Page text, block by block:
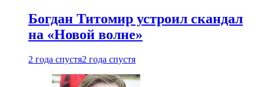
Богдан Титомир устроил скандал
на «Новой волне»
2 года спустя2 года спустя